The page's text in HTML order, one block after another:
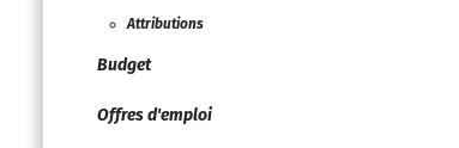
Attributions
Budget
Offres d'emploi